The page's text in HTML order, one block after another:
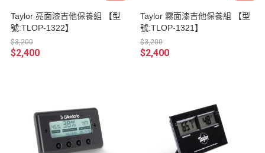
Taylor 亮面漆吉他保養組 【型
號:TLOP-1322】
$3,200
$2,400
Taylor 霧面漆吉他保養組 【型
號:TLOP-1321】
$3,200
$2,400